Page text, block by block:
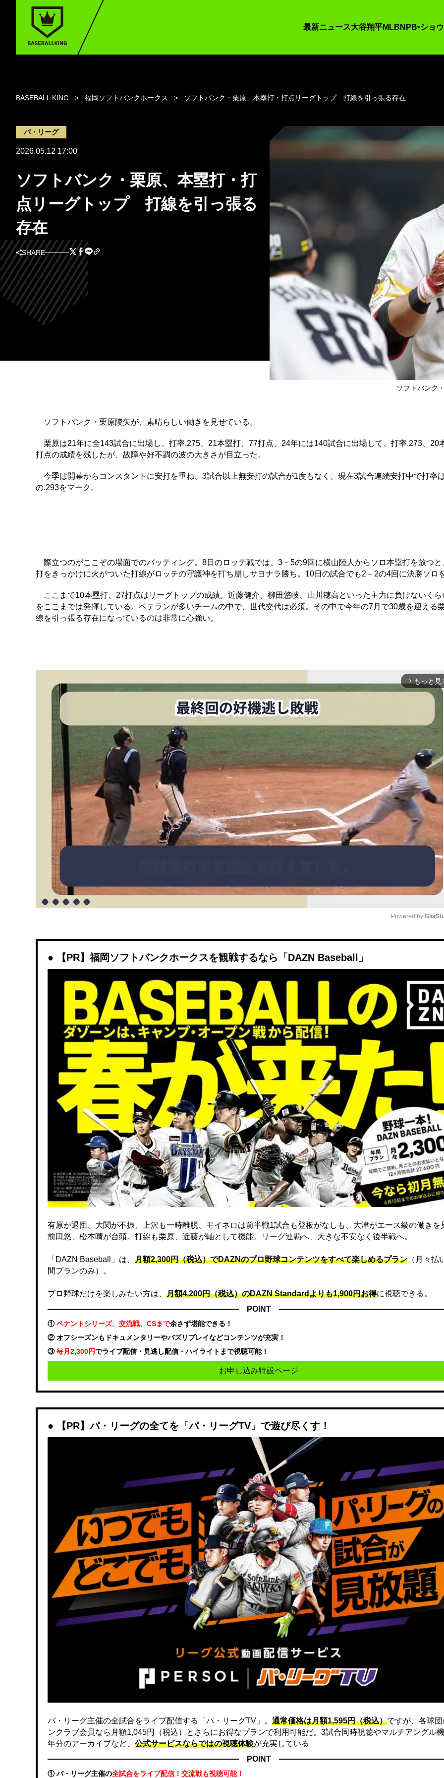
最新ニュース大谷翔平MLB NPB ショ
BASEBALL KING 福岡ソフトバンクホークス ソフトバンク・栗原、本塁打・打点リーグトップ 打線を引っ張る存在
パ・リーグ
2026.05.12 17:00
ソフトバンク・栗原、本塁打・打
点リーグトップ 打線を引っ張る
存在
SHARE
ソフトバンク
ソフトバンク・栗原陵矢が、素晴らしい働きを見せている。
栗原は21年に全143試合に出場し、打率.275、21本塁打、77打点、24年には140試合に出場して、打率.273、20
打点の成績を残したが、故障や好不調の波の大きさが目立った。
今季は開幕からコンスタントに安打を重ね、3試合以上無安打の試合が1度もなく、現在3試合連続安打中で打率
の.293をマーク。
際立つのがここぞの場面でのバッティング。8日のロッテ戦では、3－5の9回に横山陸人からソロ本塁打を放つと
打をきっかけに火がついた打線がロッテの守護神を打ち崩しサヨナラ勝ち。10日の試合でも2－2の4回に決勝ソロ
ここまで10本塁打、27打点はリーグトップの成績。近藤健介、柳田悠岐、山川穂高といった主力に負けないくら
をここまでは発揮している。ベテランが多いチームの中で、世代交代は必須。その中で今年の7月で30歳を迎える
線を引っ張る存在になっているのは非常に心強い。
arrow_forward_ios もっと見
Powered by
【PR】福岡ソフトバンクホークスを観戦するなら「DAZN Baseball」
有原が退団、大関が不振、上沢も一時離脱、モイネロは前半戦1試合も登板がなしも、大津がエース級の働きを
前田悠、松本晴が台頭。打線も栗原、近藤が軸として機能。リーグ連覇へ、大きな不安なく後半戦へ。
「DAZN Baseball」は、 月額2,300円（税込）でDAZNのプロ野球コンテンツをすべて楽しめるプラン （月々払
間プランのみ）。
プロ野球だけを楽しみたい方は、 月額4,200円（税込）のDAZN Standard​よりも1,900円お得に視聴できる。
POINT
①ペナントシリーズ、交流戦、CSまで余さず堪能できる！
② オフシーズンもドキュメンタリーやバズリプレイなどコンテンツが充実！
③毎月2,300円でライブ配信・見逃し配信・ハイライトまで視聴可能！
お申し込み特設ページ
【PR】パ・リーグの全てを「パ・リーグTV」で遊び尽くす！
パ・リーグ主催の全試合をライブ配信する「パ・リーグTV」。 通常価格は月額1,595円（税込）ですが、各球
ンクラブ会員なら月額1,045円（税込）とさらにお得なプランで利用可能だ。3試合同時視聴やマルチアングル
年分のアーカイブなど、 公式サービスならではの視聴体験が充実している
POINT
① パ・リーグ主催の全試合をライブ配信！交流戦も視聴可能！